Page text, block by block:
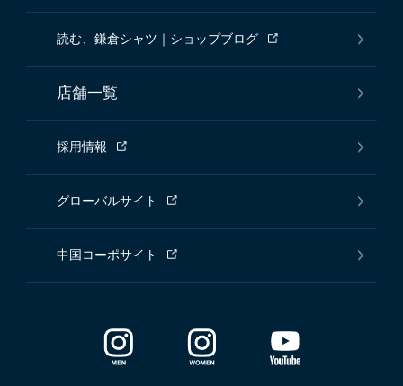
読む、鎌倉シャツ｜ショップブログ
店舗一覧
採用情報
グローバルサイト
中国コーポサイト